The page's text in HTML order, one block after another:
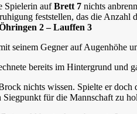
Spielerin aufBrett 7 nichts
feststellen, das die
2 – Lauffen 3
seinem Gegner auf Augenhöhe
bereits im Hintergrund und
nichts wissen. Spielte er doch
für die Mannschaft zu